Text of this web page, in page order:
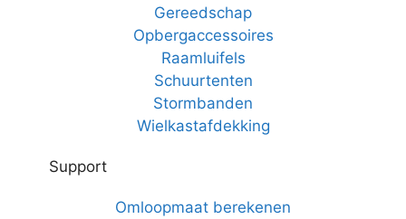
Gereedschap
Opbergaccessoires
Raamluifels
Schuurtenten
Stormbanden
Wielkastafdekking
Support
Omloopmaat berekenen